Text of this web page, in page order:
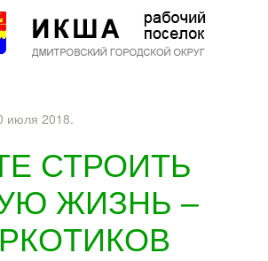
июля 2018.
СТРОИТЬ
ЖИЗНЬ –